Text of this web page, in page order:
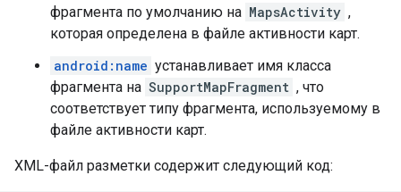
фрагмента по умолчанию на MapsActivity ,
которая определена в файле активности карт.
android:name устанавливает имя класса
фрагмента на SupportMapFragment , что
соответствует типу фрагмента, используемому в
файле активности карт.
XML-файл разметки содержит следующий код: